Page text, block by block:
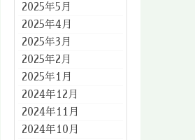
2025年5月
2025年4月
2025年3月
2025年2月
2025年1月
2024年12月
2024年11月
2024年10月